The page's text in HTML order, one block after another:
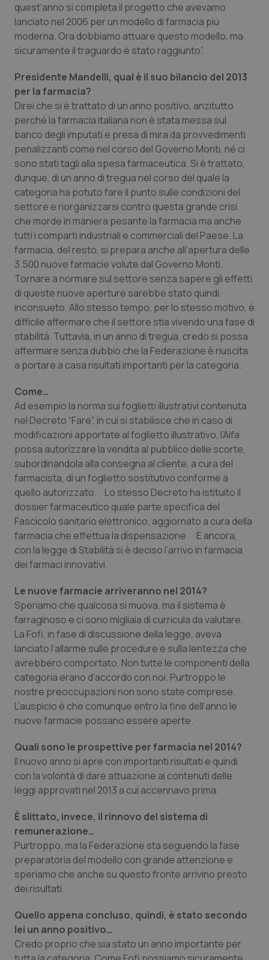
Lazio
Liguria
Lombardia
Marche
Molise
Piemonte
Provincia Autonoma di Bolzano
Provincia Autonoma di Trento
Puglia
Sardegna
Sicilia
Toscana
Umbria
Valle D’Aosta
Veneto
Diabete & glucometri
Disturbi dell’umore
Dolore
Donna & Salute
Epatiti
HIV
Infezioni & Febbre
Ipertensione & Scompenso
Malattie rare
Malattia di Crohn & Rettocolite Ulcerosa
Neuroscienze & patologie neurodegenerative
Obesità
Oftalmologia
Oncodermatologia
Oncoematologia
Oncologia & Nutrizione
Psoriasi & pelle
Quotidiano Cardiologia
Quotidiano Oncologia
Quotidiano Pediatria
Rene & patologie urogenitali
Salute orale & impianti
Tiroide
Tumore al seno
Tumore ovarico
Tumori del Polmone & Testa Collo
Tumori gastrointestinali
Ulcera & Reflusso
Vaccini
quest’anno si completa il progetto che avevamo
lanciato nel 2006 per un modello di farmacia più
moderna. Ora dobbiamo attuare questo modello, ma
sicuramente il traguardo è stato raggiunto”.
Presidente Mandelli, qual è il suo bilancio del 2013
per la farmacia?
Direi che si è trattato di un anno positivo, anzitutto
perché la farmacia italiana non è stata messa sul
banco degli imputati e presa di mira da provvedimenti
penalizzanti come nel corso del Governo Monti, né ci
sono stati tagli alla spesa farmaceutica. Si è trattato,
dunque, di un anno di tregua nel corso del quale la
categoria ha potuto fare il punto sulle condizioni del
settore e riorganizzarsi contro questa grande crisi
che morde in maniera pesante la farmacia ma anche
tutti i comparti industriali e commerciali del Paese. La
farmacia, del resto, si prepara anche all’apertura delle
3.500 nuove farmacie volute dal Governo Monti.
Tornare a normare sul settore senza sapere gli effetti
di queste nuove aperture sarebbe stato quindi
inconsueto. Allo stesso tempo, per lo stesso motivo, è
difficile affermare che il settore stia vivendo una fase di
stabilità. Tuttavia, in un anno di tregua, credo si possa
affermare senza dubbio che la Federazione è riuscita
a portare a casa risultati importanti per la categoria.
Come…
Ad esempio la norma sui foglietti illustrativi contenuta
nel Decreto “Fare”, in cui si stabilisce che in caso di
modificazioni apportate al foglietto illustrativo, l’Aifa
possa autorizzare la vendita al pubblico delle scorte,
subordinandola alla consegna al cliente, a cura del
farmacista, di un foglietto sostitutivo conforme a
quello autorizzato. Lo stesso Decreto ha istituito il
dossier farmaceutico quale parte specifica del
Fascicolo sanitario elettronico, aggiornato a cura della
farmacia che effettua la dispensazione. E ancora,
con la legge di Stabilità si è deciso l’arrivo in farmacia
dei farmaci innovativi.
Le nuove farmacie arriveranno nel 2014?
Speriamo che qualcosa si muova, ma il sistema è
farraginoso e ci sono migliaia di curricula da valutare.
La Fofi, in fase di discussione della legge, aveva
lanciato l’allarme sulle procedure e sulla lentezza che
avrebbero comportato. Non tutte le componenti della
categoria erano d’accordo con noi. Purtroppo le
nostre preoccupazioni non sono state comprese.
L’auspicio è che comunque entro la fine dell’anno le
nuove farmacie possano essere aperte.
Quali sono le prospettive per farmacia nel 2014?
Il nuovo anno si apre con importanti risultati e quindi
con la volontà di dare attuazione ai contenuti delle
leggi approvati nel 2013 a cui accennavo prima.
È slittato, invece, il rinnovo del sistema di
remunerazione…
Purtroppo, ma la Federazione sta seguendo la fase
preparatoria del modello con grande attenzione e
speriamo che anche su questo fronte arrivino presto
dei risultati.
Quello appena concluso, quindi, è stato secondo
lei un anno positivo…
Credo proprio che sia stato un anno importante per